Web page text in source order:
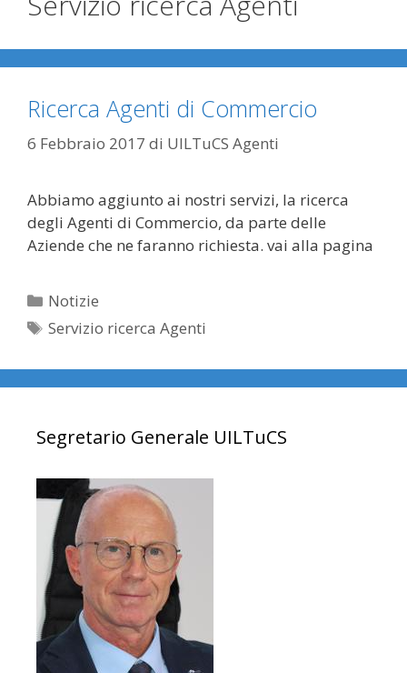
Ricerca Agenti di Commercio
6 Febbraio 2017 di UILTuCS Agenti
Abbiamo aggiunto ai nostri servizi, la ricerca
degli Agenti di Commercio, da parte delle
Aziende che ne faranno richiesta. vai alla pagina
Categorie
Notizie
Tag
Servizio ricerca Agenti
Segretario Generale UILTuCS